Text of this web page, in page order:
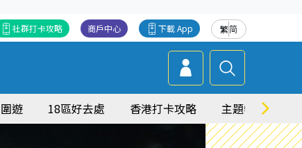
繁简
下載 App
商戶中心
社群打卡攻略
遊 18區好去處 香港打卡攻略 主題特集